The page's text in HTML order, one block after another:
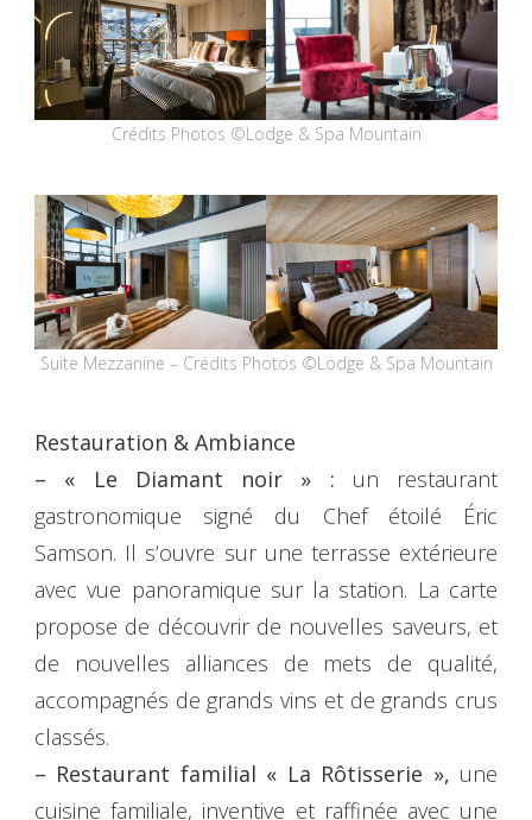
Crédits Photos ©Lodge & Spa Mountain
Suite Mezzanine – Crédits Photos ©Lodge & Spa Mountain
Restauration & Ambiance
– « Le Diamant noir » : un restaurant
gastronomique signé du Chef étoilé Éric
Samson. Il s’ouvre sur une terrasse extérieure
avec vue panoramique sur la station. La carte
propose de découvrir de nouvelles saveurs, et
de nouvelles alliances de mets de qualité,
accompagnés de grands vins et de grands crus
classés.
– Restaurant familial « La Rôtisserie », une
cuisine familiale, inventive et raffinée avec une